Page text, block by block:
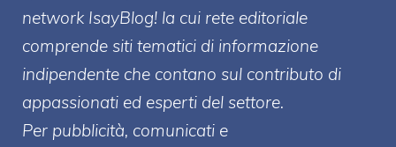
network IsayBlog! la cui rete editoriale
comprende siti tematici di informazione
indipendente che contano sul contributo di
appassionati ed esperti del settore.
Per pubblicità, comunicati e